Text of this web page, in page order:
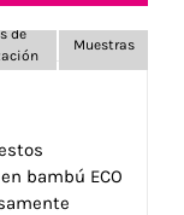
de
Muestras
bambú ECO